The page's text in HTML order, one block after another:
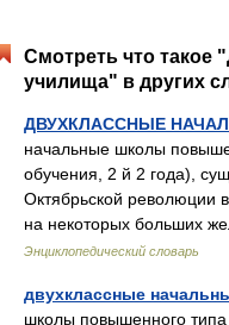
Смотреть что такое
училища" в других
ДВУХКЛАССНЫЕ
начальные школы
обучения, 2 й 2 года),
Октябрьской революции
на некоторых больших
Энциклопедический словарь
двухклассные
школы повышенного